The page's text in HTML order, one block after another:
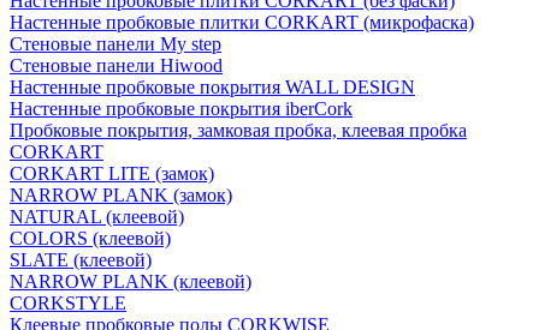
Настенные пробковые плитки CORKART (микрофаска)
Стеновые панели My step
Стеновые панели Hiwood
Настенные пробковые покрытия WALL DESIGN
Настенные пробковые покрытия iberCork
Пробковые покрытия, замковая пробка, клеевая пробка
CORKART
CORKART LITE (замок)
NARROW PLANK (замок)
NATURAL (клеевой)
COLORS (клеевой)
SLATE (клеевой)
NARROW PLANK (клеевой)
CORKSTYLE
Клеевые пробковые полы CORKWISE